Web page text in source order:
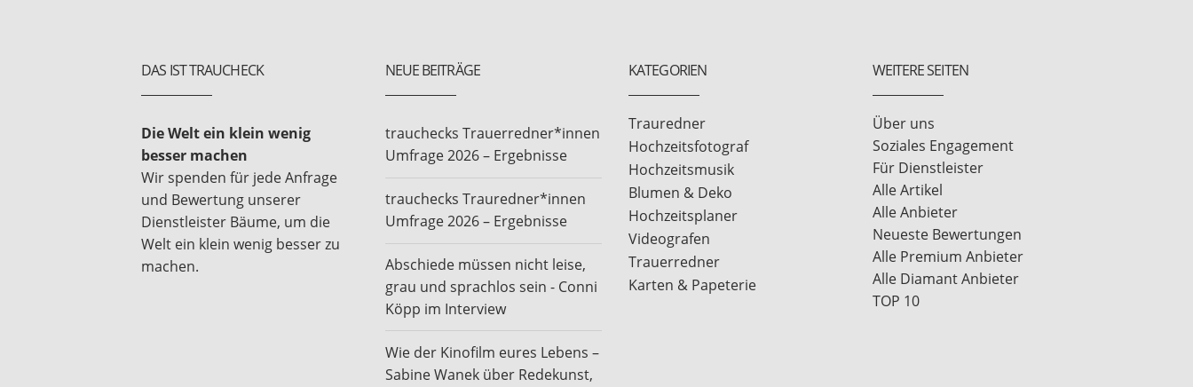
DAS IST TRAUCHECK
Die Welt ein klein wenig
besser machen
Wir spenden für jede Anfrage
und Bewertung unserer
Dienstleister Bäume, um die
Welt ein klein wenig besser zu
machen.
NEUE BEITRÄGE
trauchecks Trauerredner*innen
Umfrage 2026 – Ergebnisse
trauchecks Trauredner*innen
Umfrage 2026 – Ergebnisse
Abschiede müssen nicht leise,
grau und sprachlos sein - Conni
Köpp im Interview
Wie der Kinofilm eures Lebens –
Sabine Wanek über Redekunst,
KATEGORIEN
Trauredner
Hochzeitsfotograf
Hochzeitsmusik
Blumen & Deko
Hochzeitsplaner
Videografen
Trauerredner
Karten & Papeterie
WEITERE SEITEN
Über uns
Soziales Engagement
Für Dienstleister
Alle Artikel
Alle Anbieter
Neueste Bewertungen
Alle Premium Anbieter
Alle Diamant Anbieter
TOP 10